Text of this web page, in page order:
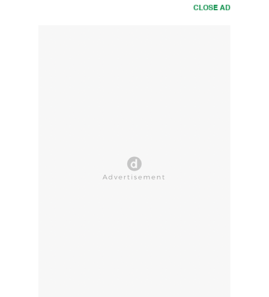
CLOSE AD